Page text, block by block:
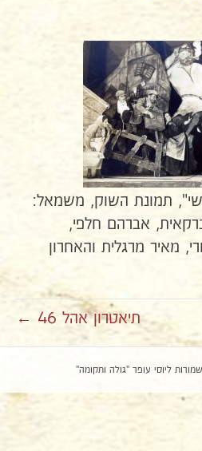
תמונת השוק, משמאל:
אברהם חלפי,
מאיר מרגלית והאחרון
תיאטרון אהל 46 ←